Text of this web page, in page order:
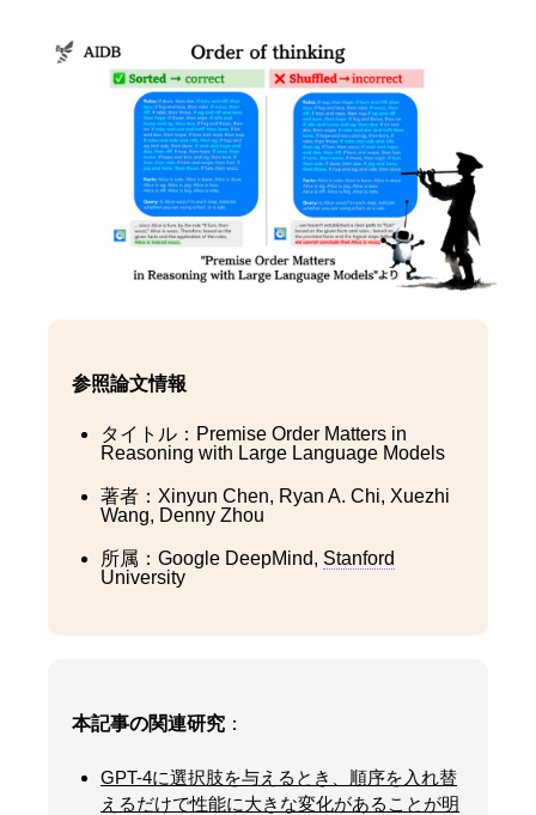
参照論文情報
タイトル：Premise Order Matters in
Reasoning with Large Language Models
著者：Xinyun Chen, Ryan A. Chi, Xuezhi
Wang, Denny Zhou
所属：Google DeepMind, Stanford
University
本記事の関連研究 ：
GPT-4に選択肢を与えるとき、順序を入れ替
えるだけで性能に大きな変化があることが明